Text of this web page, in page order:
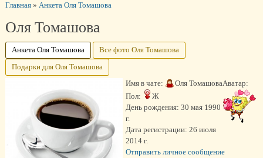
Главная» Анкета Оля Томашова
Оля Томашова
Анкета Оля Томашова Все фото Оля Томашова
Подарки для Оля Томашова
Аватар:
Имя в чате:
Оля Томашова
Пол:
Ж
День рождения: 30 мая 1990
г.
Дата регистрации: 26 июля
2014 г.
Отправить личное сообщение